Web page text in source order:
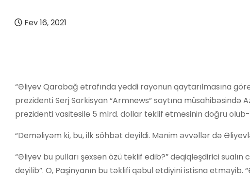
Fev 16, 2021
“Əliyev Qarabağ ətrafında yeddi rayonun qaytarılmasına
prezidenti Serj Sarkisyan “Armnews” saytına müsahibəsində
prezidenti vasitəsilə 5 mlrd. dollar təklif etməsinin doğru
“Deməliyəm ki, bu, ilk söhbət deyildi. Mənim əvvəllər də
“Əliyev bu pulları şəxsən özü təklif edib?” dəqiqləşdirici
deyilib”. O, Paşinyanın bu təklifi qəbul etdiyini istisna etməyib.